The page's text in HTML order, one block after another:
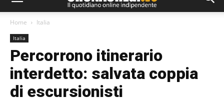
Home Italia
Italia
Percorrono itinerario
interdetto: salvata coppia
di escursionisti